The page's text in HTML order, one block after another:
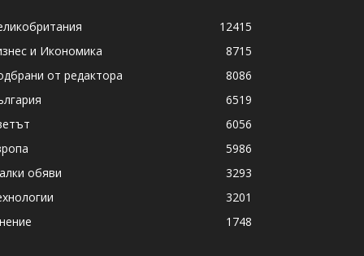
12415
и Икономика
8715
от редактора
8086
6519
6056
5986
обяви
3293
3201
1748